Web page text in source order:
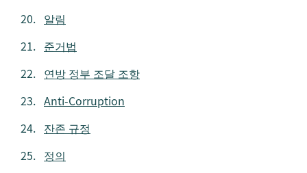
알림
준거법
연방 정부 조달 조항
Anti-Corruption
잔존 규정
정의